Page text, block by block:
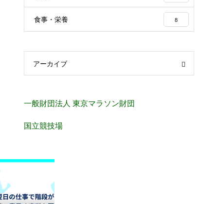
食事・栄養 8
アーカイブ
一般財団法人 東京マラソン財団
国立競技場